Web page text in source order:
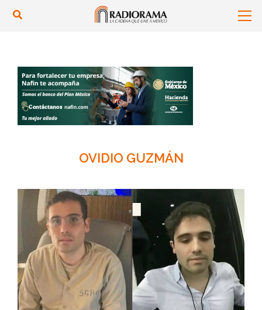
OVIDIO GUZMÁN